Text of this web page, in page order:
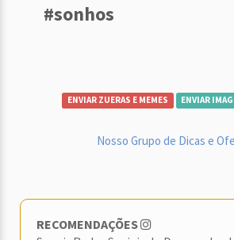
#sonhos
ENVIAR ZUERAS E MEMES ENVIAR
Nosso Grupo de Dicas e
RECOMENDAÇÕES